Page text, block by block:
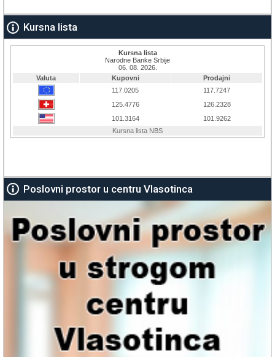
Kursna lista
Poslovni prostor u centru Vlasotinca